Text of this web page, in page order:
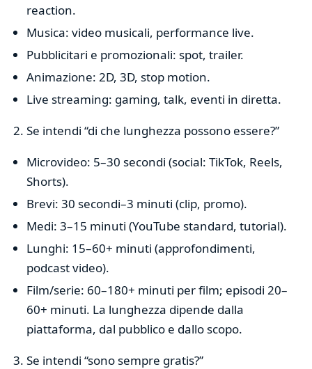
reaction.
Musica: video musicali, performance live.
Pubblicitari e promozionali: spot, trailer.
Animazione: 2D, 3D, stop motion.
Live streaming: gaming, talk, eventi in diretta.
Se intendi “di che lunghezza possono essere?”
Microvideo: 5–30 secondi (social: TikTok, Reels,
Shorts).
Brevi: 30 secondi–3 minuti (clip, promo).
Medi: 3–15 minuti (YouTube standard, tutorial).
Lunghi: 15–60+ minuti (approfondimenti,
podcast video).
Film/serie: 60–180+ minuti per film; episodi 20–
60+ minuti. La lunghezza dipende dalla
piattaforma, dal pubblico e dallo scopo.
Se intendi “sono sempre gratis?”